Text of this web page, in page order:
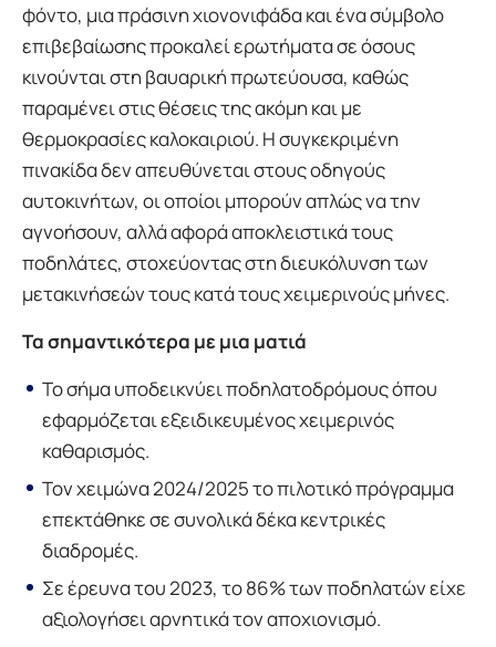
φόντο, μια πράσινη χιονονιφάδα και ένα σύμβολο
επιβεβαίωσης προκαλεί ερωτήματα σε όσους
κινούνται στη βαυαρική πρωτεύουσα, καθώς
παραμένει στις θέσεις της ακόμη και με
θερμοκρασίες καλοκαιριού. Η συγκεκριμένη
πινακίδα δεν απευθύνεται στους οδηγούς
αυτοκινήτων, οι οποίοι μπορούν απλώς να την
αγνοήσουν, αλλά αφορά αποκλειστικά τους
ποδηλάτες, στοχεύοντας στη διευκόλυνση των
μετακινήσεών τους κατά τους χειμερινούς μήνες.
Τα σημαντικότερα με μια ματιά
Το σήμα υποδεικνύει ποδηλατοδρόμους όπου
εφαρμόζεται εξειδικευμένος χειμερινός
καθαρισμός.
Τον χειμώνα 2024/2025 το πιλοτικό πρόγραμμα
επεκτάθηκε σε συνολικά δέκα κεντρικές
διαδρομές.
Σε έρευνα του 2023, το 86% των ποδηλατών είχε
αξιολογήσει αρνητικά τον αποχιονισμό.